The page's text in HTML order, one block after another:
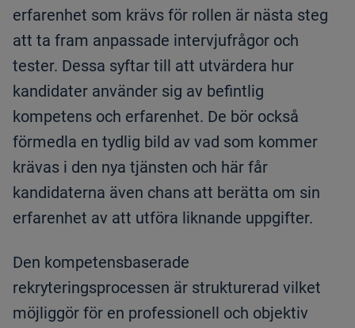
erfarenhet som krävs för rollen är nästa steg
att ta fram anpassade intervjufrågor och
tester. Dessa syftar till att utvärdera hur
kandidater använder sig av befintlig
kompetens och erfarenhet. De bör också
förmedla en tydlig bild av vad som kommer
krävas i den nya tjänsten och här får
kandidaterna även chans att berätta om sin
erfarenhet av att utföra liknande uppgifter.
Den kompetensbaserade
rekryteringsprocessen är strukturerad vilket
möjliggör för en professionell och objektiv